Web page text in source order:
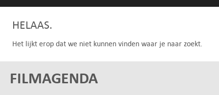
HELAAS.
Het lijkt erop dat we niet kunnen vinden waar je naar zoekt.
FILMAGENDA